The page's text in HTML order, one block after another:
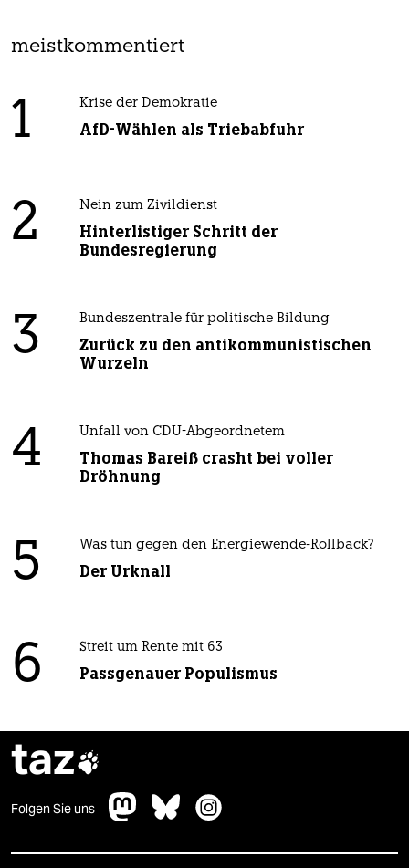
meistkommentiert
1 Krise der Demokratie
AfD-Wählen als Triebabfuhr
2 Nein zum Zivildienst
Hinterlistiger Schritt der
Bundesregierung
3 Bundeszentrale für politische Bildung
Zurück zu den antikommunistischen
Wurzeln
4 Unfall von CDU-Abgeordnetem
Thomas Bareiß crasht bei voller
Dröhnung
5 Was tun gegen den Energiewende-Rollback?
Der Urknall
6 Streit um Rente mit 63
Passgenauer Populismus
taz
Folgen Sie uns